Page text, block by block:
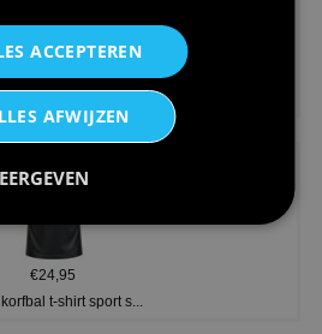
rood wit blauw st...
€24,95
t-shirt sport s...
ACCEPTEREN
AFWIJZEN